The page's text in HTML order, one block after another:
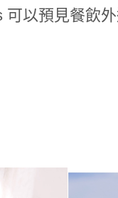
可以預見餐飲